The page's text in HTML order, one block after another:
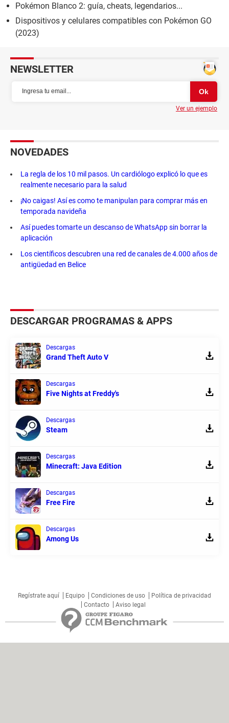
Pokémon Blanco 2: guía, cheats, legendarios...
Dispositivos y celulares compatibles con Pokémon GO
(2023)
NEWSLETTER
Ver un ejemplo
NOVEDADES
La regla de los 10 mil pasos. Un cardiólogo explicó lo que es
realmente necesario para la salud
¡No caigas! Así es como te manipulan para comprar más en
temporada navideña
Así puedes tomarte un descanso de WhatsApp sin borrar la
aplicación
Los científicos descubren una red de canales de 4.000 años de
antigüedad en Belice
DESCARGAR PROGRAMAS & APPS
Descargas
Grand Theft Auto V
Descargas
Five Nights at Freddy's
Descargas
Steam
Descargas
Minecraft: Java Edition
Descargas
Free Fire
Descargas
Among Us
Regístrate aquí Equipo Condiciones de uso
Política de privacidad
Contacto
Aviso legal